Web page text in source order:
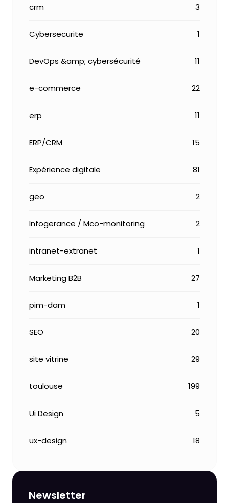
crm 3
Cybersecurite 1
DevOps &amp; cybersécurité 11
e-commerce 22
erp 11
ERP/CRM 15
Expérience digitale 81
geo 2
Infogerance / Mco-monitoring 2
intranet-extranet 1
Marketing B2B 27
pim-dam 1
SEO 20
site vitrine 29
toulouse 199
Ui Design 5
ux-design 18
Newsletter